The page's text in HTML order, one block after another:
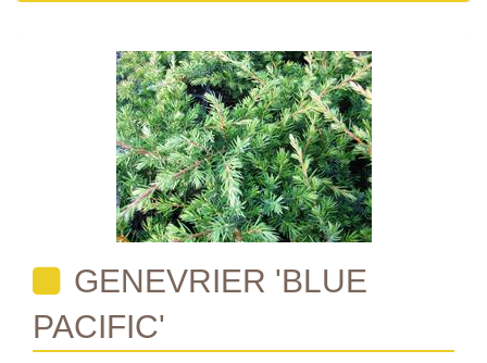
GENEVRIER 'BLUE
PACIFIC'